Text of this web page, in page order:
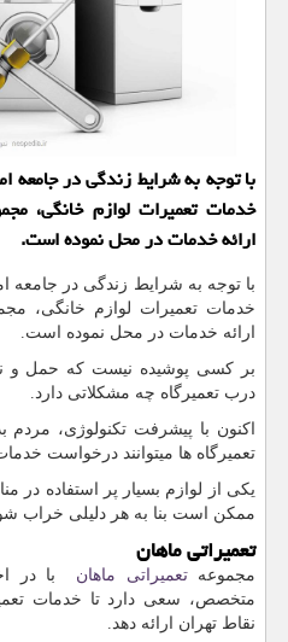
با توجه به شرایط زندگی در جامعه
خدمات تعمیرات لوازم خانگی،
ارائه خدمات در محل نموده است.
با توجه به شرایط زندگی در جامعه
خدمات تعمیرات لوازم خانگی،
ارائه خدمات در محل نموده است.
بر کسی پوشیده نیست که حمل و
درب تعمیرگاه چه مشکلاتی دارد.
اکنون با پیشرفت تکنولوژی، مردم
تعمیرگاه ها میتوانند درخواست
یکی از لوازم بسیار پر استفاده
ممکن است بنا به هر دلیلی خراب
تعمیراتی ماهان
مجموعهتعمیراتی ماهان با در
متخصص، سعی دارد تا خدمات
نقاط تهران ارائه دهد.